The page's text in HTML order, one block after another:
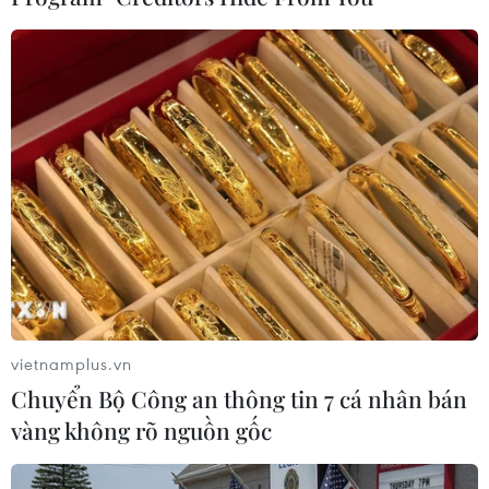
phục vụ World Cup 2026. (Ảnh: Phương Lan/TTXVN)
Nhờ việc gieo trồng sớm, hàng trăm nghìn chậu
hoa đã sẵn sàng để đưa đến các địa điểm trọng
điểm trước ngày khai mạc giải đấu. Đại lộ Paseo
de la Reforma, một trong những biểu tượng của
Mexico City, là khu vực đầu tiên được trang trí
bằng hoa cúc vạn thọ.
Theo truyền thông sở tại, chương trình chỉnh
trang đô thị phục vụ World Cup 2026 dự kiến sử
dụng hơn 1 triệu cây cảnh và hoa các loại, trong
đó riêng hoa cúc vạn thọ chiếm trên 300.000
cây. Toàn bộ số cây này đều do các nhà sản xuất
địa phương tại khu vực Xochimilco cung cấp.
Hoa cúc vạn thọ từ lâu được xem là biểu tượng
vietnamplus.vn
Chuyển Bộ Công an thông tin 7 cá nhân bán
vàng không rõ nguồn gốc